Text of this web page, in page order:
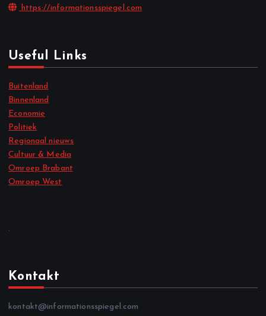
https://informationsspiegel.com
Useful Links
Buitenland
Binnenland
Economie
Politiek
Regionaal nieuws
Cultuur & Media
Omroep Brabant
Omroep West
.
Kontakt
kontakt@informationsspiegel.com